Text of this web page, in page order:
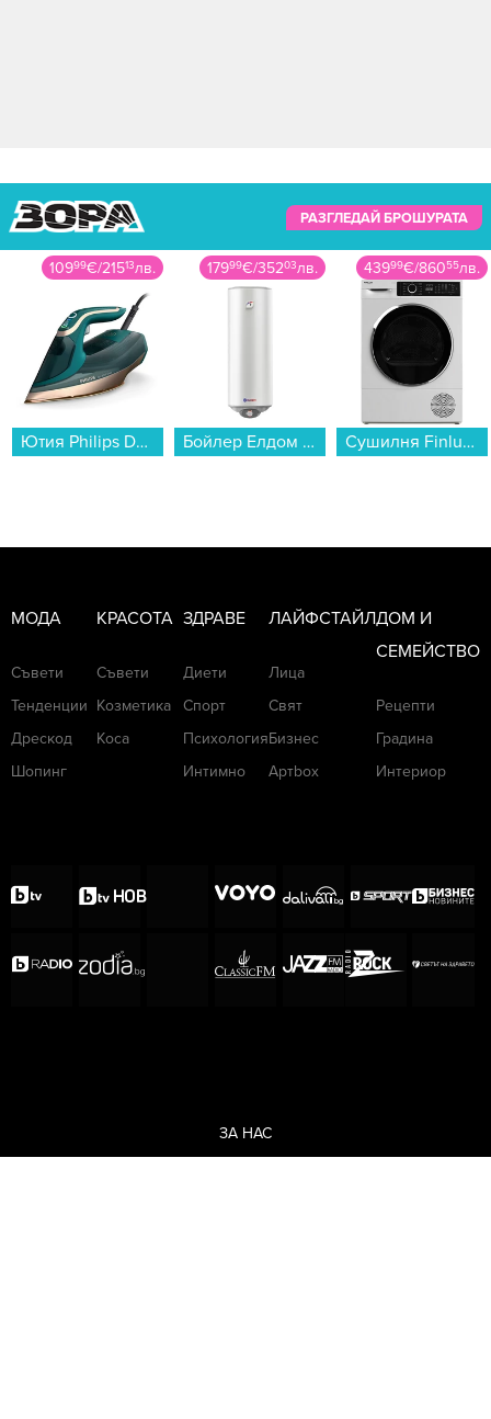
РАЗГЛЕДАЙ БРОШУРАТА
10999€/21513лв.
Ютия Philips DST8030/70...
17999€/35203лв.
Бойлер Елдом WVF08039F 80L 3KW , 3 , 75 , C , Вертикален...
43999€/86055лв.
Сушилня Finlux TDF-10AD3 , 10 kg, E , Бял...
МОДА
Съвети
Тенденции
Дрескод
Шопинг
КРАСОТА
Съвети
Козметика
Коса
ЗДРАВЕ
Диети
Спорт
Психология
Интимно
ЛАЙФСТАЙЛ
Лица
Свят
Бизнес
Артbox
ДОМ И
СЕМЕЙСТВО
Рецепти
Градина
Интериор
ЗА НАС